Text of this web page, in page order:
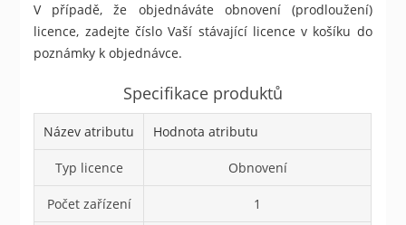
V případě, že objednáváte obnovení (prodloužení)
licence, zadejte číslo Vaší stávající licence v košíku do
poznámky k objednávce.
Specifikace produktů
Název atributu Hodnota atributu
Typ licence Obnovení
Počet zařízení 1